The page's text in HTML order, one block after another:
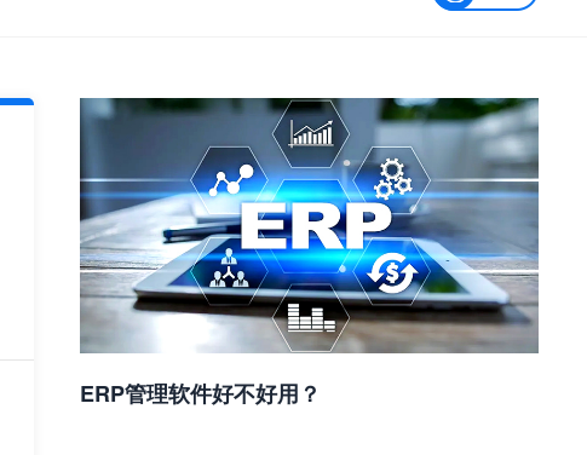
ERP管理软件好不好用？